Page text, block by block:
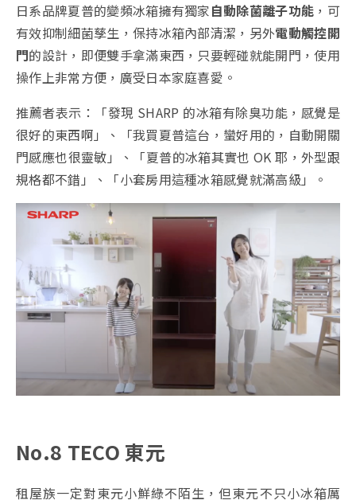
日系品牌夏普的變頻冰箱擁有獨家自動除菌離子功能 ，可
有效抑制細菌孳生，保持冰箱內部清潔，另外電動觸控開
門的設計，即便雙手拿滿東西，只要輕碰就能開門，使用
操作上非常方便，廣受日本家庭喜愛。
推薦者表示：「發現 SHARP 的冰箱有除臭功能，感覺是
很好的東西啊」、「我買夏普這台，蠻好用的，自動開關
門感應也很靈敏」、「夏普的冰箱其實也 OK 耶，外型跟
規格都不錯」、「小套房用這種冰箱感覺就滿高級」。
No.8 TECO 東元
租屋族一定對東元小鮮綠不陌生，但東元不只小冰箱厲